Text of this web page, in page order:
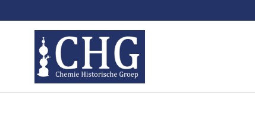
links
Spring
naar
de
inhoud